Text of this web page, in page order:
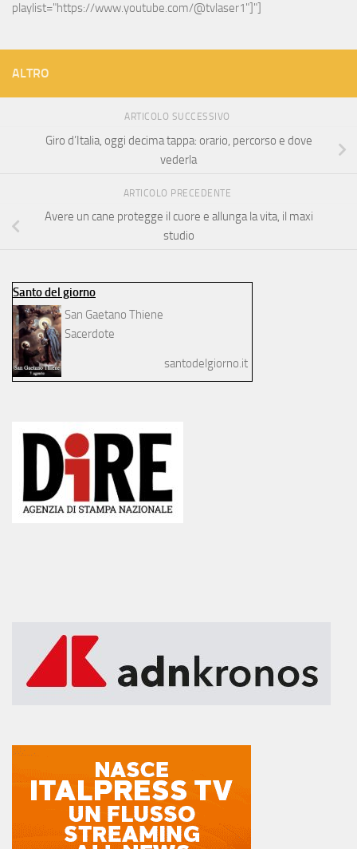
playlist="https://www.youtube.com/@tvlaser1"]"]
ALTRO
ARTICOLO SUCCESSIVO
Giro d’Italia, oggi decima tappa: orario, percorso e dove
vederla
ARTICOLO PRECEDENTE
Avere un cane protegge il cuore e allunga la vita, il maxi
studio
Santo del giorno
San Gaetano Thiene
Sacerdote
santodelgiorno.it